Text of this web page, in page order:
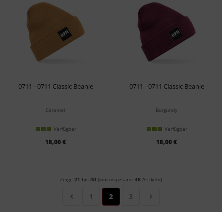
0711 - 0711 Classic Beanie
Caramel
Verfügbar
18,00 €
0711 - 0711 Classic Beanie
Burgundy
Verfügbar
18,00 €
Zeige 21 bis 40 (von insgesamt 48 Artikeln)
1 2 3